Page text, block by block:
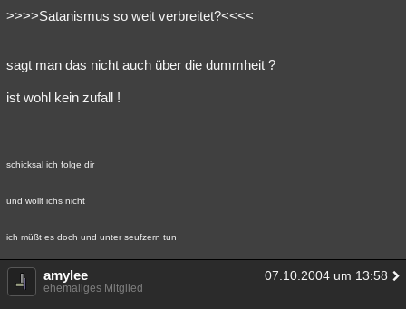
>>>>Satanismus so weit verbreitet?<<<<
sagt man das nicht auch über die dummheit ?
ist wohl kein zufall !
schicksal ich folge dir
und wollt ichs nicht
ich müßt es doch und unter seufzern tun
amylee 07.10.2004 um 13:58
ehemaliges Mitglied